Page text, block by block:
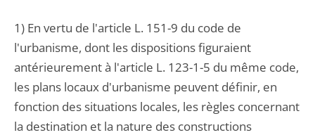
1) En vertu de l'article L. 151-9 du code de
l'urbanisme, dont les dispositions figuraient
antérieurement à l'article L. 123-1-5 du même code,
les plans locaux d'urbanisme peuvent définir, en
fonction des situations locales, les règles concernant
la destination et la nature des constructions